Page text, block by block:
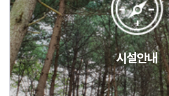
시설안내